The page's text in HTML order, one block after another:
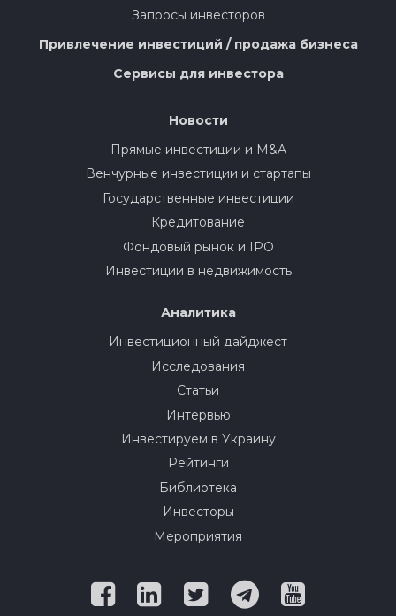
Запросы инвесторов
Привлечение инвестиций / продажа бизнеса
Сервисы для инвестора
Новости
Прямые инвестиции и M&A
Венчурные инвестиции и стартапы
Государственные инвестиции
Кредитование
Фондовый рынок и IPO
Инвестиции в недвижимость
Аналитика
Инвестиционный дайджест
Исследования
Статьи
Интервью
Инвестируем в Украину
Рейтинги
Библиотека
Инвесторы
Мероприятия